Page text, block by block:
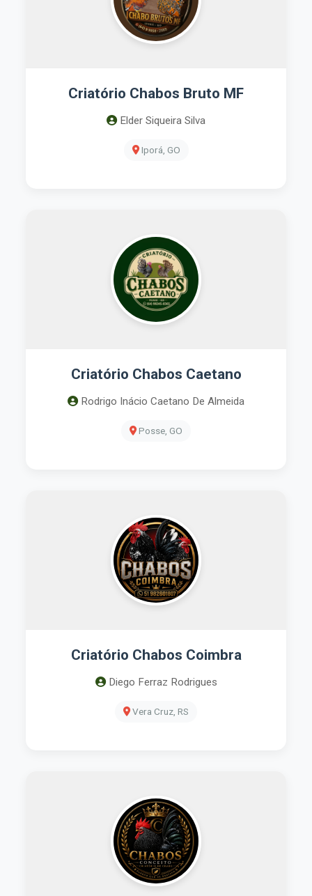
Criatório Chabos Bruto MF
Elder Siqueira Silva
Iporá, GO
Criatório Chabos Caetano
Rodrigo Inácio Caetano De Almeida
Posse, GO
Criatório Chabos Coimbra
Diego Ferraz Rodrigues
Vera Cruz, RS